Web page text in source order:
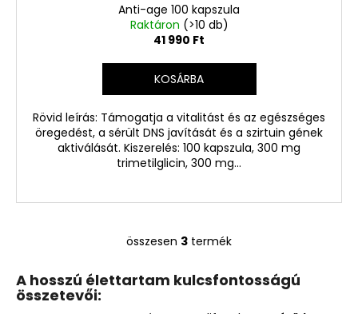
Anti-age 100 kapszula
Raktáron (>10 db)
41 990 Ft
KOSÁRBA
Rövid leírás: Támogatja a vitalitást és az egészséges
öregedést, a sérült DNS javítását és a szirtuin gének
aktiválását. Kiszerelés: 100 kapszula, 300 mg
trimetilglicin, 300 mg...
L
s
összesen 3 termék
A hosszú élettartam kulcsfontosságú
összetevői: